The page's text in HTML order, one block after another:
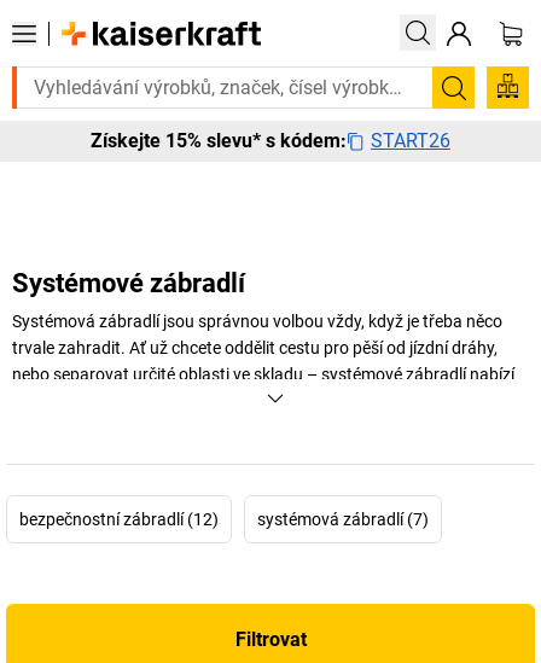
to urgentně? Vybrané bestsellery doručíme do 72 hodin.
Hledání
Získejte 15% slevu* s kódem: START26
Systémové zábradlí
Systémová zábradlí jsou správnou volbou vždy, když je třeba něco
trvale zahradit. Ať už chcete oddělit cestu pro pěší od jízdní dráhy,
nebo separovat určité oblasti ve skladu – systémové zábradlí nabízí
bezpečnostní zábradlí (12) systémová zábradlí (7)
Filtrovat